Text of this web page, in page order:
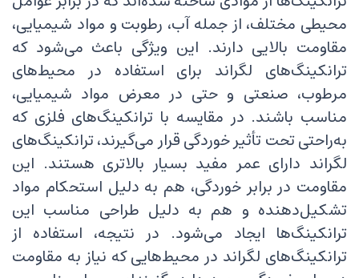
محیطی مختلف، از جمله آب، رطوبت و مواد شیمیایی،
مقاومت بالایی دارند. این ویژگی باعث می‌شود که
ترانکینگ‌های لگراند برای استفاده در محیط‌های
مرطوب، صنعتی و حتی در معرض مواد شیمیایی،
مناسب باشند. در مقایسه با ترانکینگ‌های فلزی که
به‌راحتی تحت تأثیر خوردگی قرار می‌گیرند، ترانکینگ‌های
لگراند دارای عمر مفید بسیار بالاتری هستند. این
مقاومت در برابر خوردگی، هم به دلیل استحکام مواد
تشکیل‌دهنده و هم به دلیل طراحی مناسب این
ترانکینگ‌ها ایجاد می‌شود. در نتیجه، استفاده از
ترانکینگ‌های لگراند در محیط‌هایی که نیاز به مقاومت